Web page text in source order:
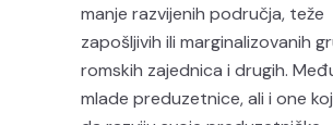
manje razvijenih područja, teže
zapošljivih ili marginalizovanih
romskih zajednica i drugih.
mlade preduzetnice, ali i one